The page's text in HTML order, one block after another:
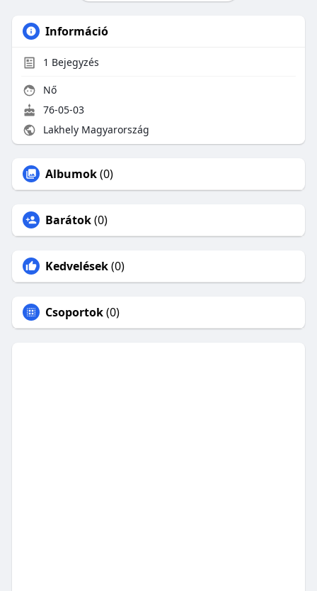
Információ
1 Bejegyzés
Nő
76-05-03
Lakhely Magyarország
Albumok(0)
Barátok(0)
Kedvelések(0)
Csoportok(0)